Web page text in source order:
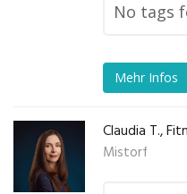
No tags
Mehr Infos
Claudia T.,
Mistorf